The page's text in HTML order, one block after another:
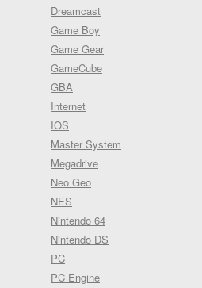
Dreamcast
Game Boy
Game Gear
GameCube
GBA
Internet
IOS
Master System
Megadrive
Neo Geo
NES
Nintendo 64
Nintendo DS
PC
PC Engine